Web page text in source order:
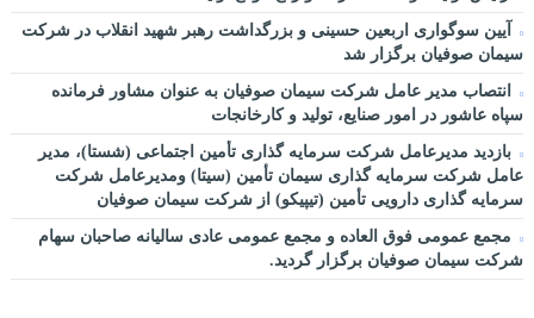
آیین سوگواری اربعین حسینی و بزرگداشت رهبر شهید انقلاب در شرکت
سیمان صوفیان برگزار شد
انتصاب مدیر عامل شرکت سیمان صوفیان به عنوان مشاور فرمانده
سپاه عاشور در امور صنایع، تولید و کارخانجات
بازدید مدیرعامل شرکت سرمایه گذاری تأمین اجتماعی (شستا)، مدیر
عامل شرکت سرمایه گذاری سیمان تأمین (سیتا) ومدیرعامل شرکت
سرمایه گذاری دارویی تأمین (تیپیکو) از شرکت سیمان صوفیان
مجمع عمومی فوق العاده و مجمع عمومی عادی سالیانه صاحبان سهام
شرکت سیمان صوفیان برگزار گردید.